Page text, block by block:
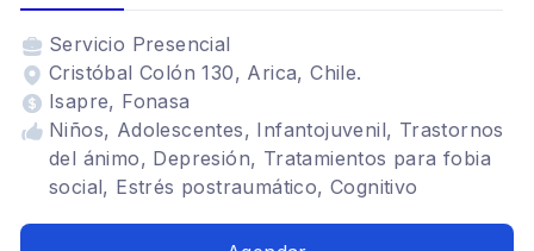
Servicio Presencial
Cristóbal Colón 130, Arica, Chile.
Isapre, Fonasa
Niños, Adolescentes, Infantojuvenil, Trastornos
del ánimo, Depresión, Tratamientos para fobia
social, Estrés postraumático, Cognitivo